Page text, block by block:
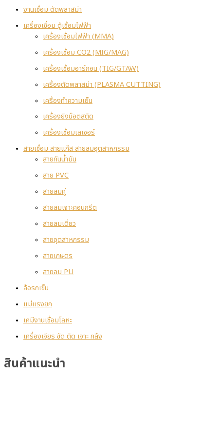
งานเชื่อม ตัดพลาสม่า
เครื่องเชื่อม ตู้เชื่อมไฟฟ้า
เครื่องเชื่อมไฟฟ้า (MMA)
เครื่องเชื่อม CO2 (MIG/MAG)
เครื่องเชื่อมอาร์กอน (TIG/GTAW)
เครื่องตัดพลาสม่า (PLASMA CUTTING)
เครื่องทำความเย็น
เครื่องยิงน๊อตสตัด
เครื่องเชื่อมเลเซอร์
สายเชื่อม สายแก๊ส สายลมอุตสาหกรรม
สายกันน้ำมัน
สาย PVC
สายลมคู่
สายลมเจาะคอนกรีต
สายลมเดี่ยว
สายอุตสาหกรรม
สายเกษตร
สายลม PU
ล้อรถเข็น
แม่แรงยก
เคมีงานเชื่อมโลหะ
เครื่องเจียร ขัด ตัด เจาะ กลึง
สินค้าแนะนำ